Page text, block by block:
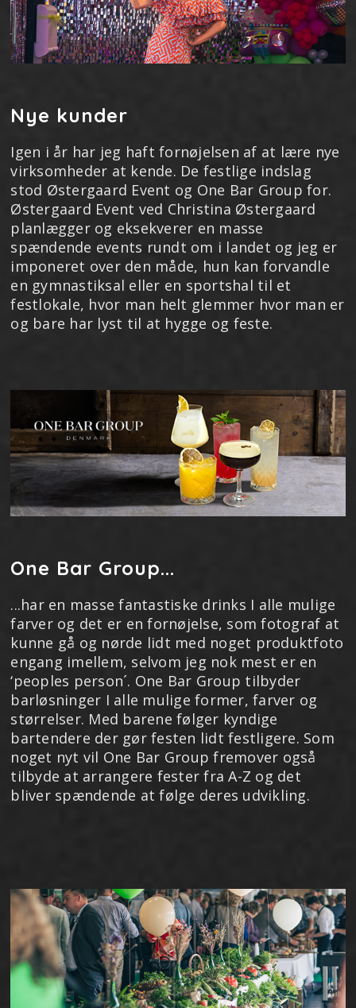
Nye kunder
Igen i år har jeg haft fornøjelsen af at lære nye
virksomheder at kende. De festlige indslag
stod Østergaard Event og One Bar Group for.
Østergaard Event ved Christina Østergaard
planlægger og eksekverer en masse
spændende events rundt om i landet og jeg er
imponeret over den måde, hun kan forvandle
en gymnastiksal eller en sportshal til et
festlokale, hvor man helt glemmer hvor man er
og bare har lyst til at hygge og feste.
One Bar Group...
...har en masse fantastiske drinks I alle mulige
farver og det er en fornøjelse, som fotograf at
kunne gå og nørde lidt med noget produktfoto
engang imellem, selvom jeg nok mest er en
‘peoples person´. One Bar Group tilbyder
barløsninger I alle mulige former, farver og
størrelser. Med barene følger kyndige
bartendere der gør festen lidt festligere. Som
noget nyt vil One Bar Group fremover også
tilbyde at arrangere fester fra A-Z og det
bliver spændende at følge deres udvikling.